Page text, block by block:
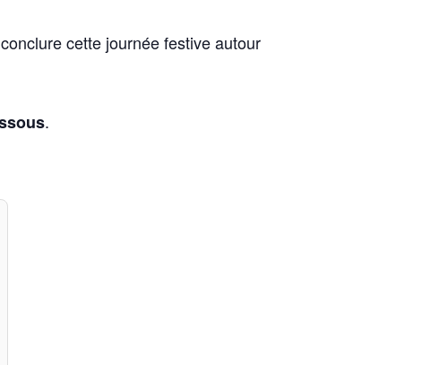
cette journée festive autour
.